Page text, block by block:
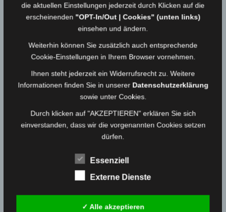
17.01.2018 Medienwart
Einsatz vom 11.01.18 – ABC-Einsatz Brand
Biogasanlage
Einsatz vom 10.01.18 – VU mit PKWs
10.01.2018
08.01.2018 Medienwart
die aktuellen Einstellungen jederzeit durch Klicken auf die
erscheinenden "OPT-In/Out | Cookies" (unten links)
einsehen und ändern.
Weiterhin können Sie zusätzlich auch entsprechende
Cookie-Einstellungen in Ihrem Browser vornehmen.
Ihnen steht jederzeit ein Widerrufsrecht zu. Weitere
Informationen finden Sie in unserer Datenschutzerklärung
sowie unter Cookies.
Durch klicken auf "AKZEPTIEREN" erklären Sie sich
einverstanden, dass wir die vorgenannten Cookies setzen
dürfen.
Essenziell
Externe Dienste
✓ Alle akzeptieren